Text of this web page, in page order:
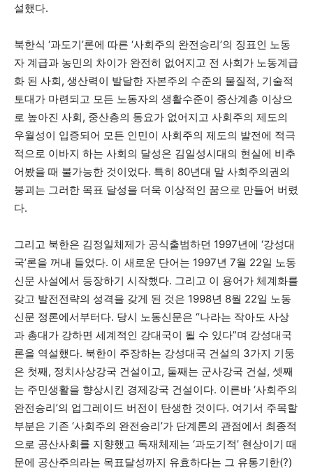
설했다.
북한식 ‘과도기’론에 따른 ‘사회주의 완전승리’의 징표인 노동
자 계급과 농민의 차이가 완전히 없어지고 전 사회가 노동계급
화 된 사회, 생산력이 발달한 자본주의 수준의 물질적, 기술적
토대가 마련되고 모든 노동자의 생활수준이 중산계층 이상으
로 높아진 사회, 중산층의 동요가 없어지고 사회주의 제도의
우월성이 입증되어 모든 인민이 사회주의 제도의 발전에 적극
적으로 이바지 하는 사회의 달성은 김일성시대의 현실에 비추
어봤을 때 불가능한 것이었다. 특히 80년대 말 사회주의권의
붕괴는 그러한 목표 달성을 더욱 이상적인 꿈으로 만들어 버렸
다.
그리고 북한은 김정일체제가 공식출범하던 1997년에 ‘강성대
국’론을 꺼내 들었다. 이 새로운 단어는 1997년 7월 22일 노동
신문 사설에서 등장하기 시작했다. 그리고 이 용어가 체계화를
갖고 발전전략의 성격을 갖게 된 것은 1998년 8월 22일 노동
신문 정론에서부터다. 당시 노동신문은 “나라는 작아도 사상
과 총대가 강하면 세계적인 강대국이 될 수 있다”며 강성대국
론을 역설했다. 북한이 주장하는 강성대국 건설의 3가지 기둥
은 첫째, 정치사상강국 건설이고, 둘째는 군사강국 건설, 셋째
는 주민생활을 향상시킨 경제강국 건설이다. 이른바 ‘사회주의
완전승리’의 업그레이드 버전이 탄생한 것이다. 여기서 주목할
부분은 기존 ‘사회주의 완전승리’가 단계론의 관점에서 최종적
으로 공산사회를 지향했고 독재체제는 ‘과도기적’ 현상이기 때
문에 공산주의라는 목표달성까지 유효하다는 그 유통기한(?)